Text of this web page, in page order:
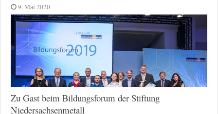
9. Mai 2020
Zu Gast beim Bildungsforum der Stiftung
Niedersachsenmetall